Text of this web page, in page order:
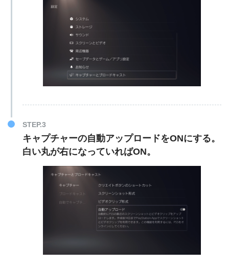
キャプチャーの自動アップロードをONにする。
白い丸が右になっていればON。